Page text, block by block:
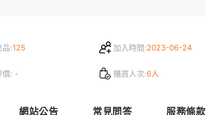
品:125 加入時間:2023-06-24
價: - 購買人次:6人
網站公告 常見問答 服務條款